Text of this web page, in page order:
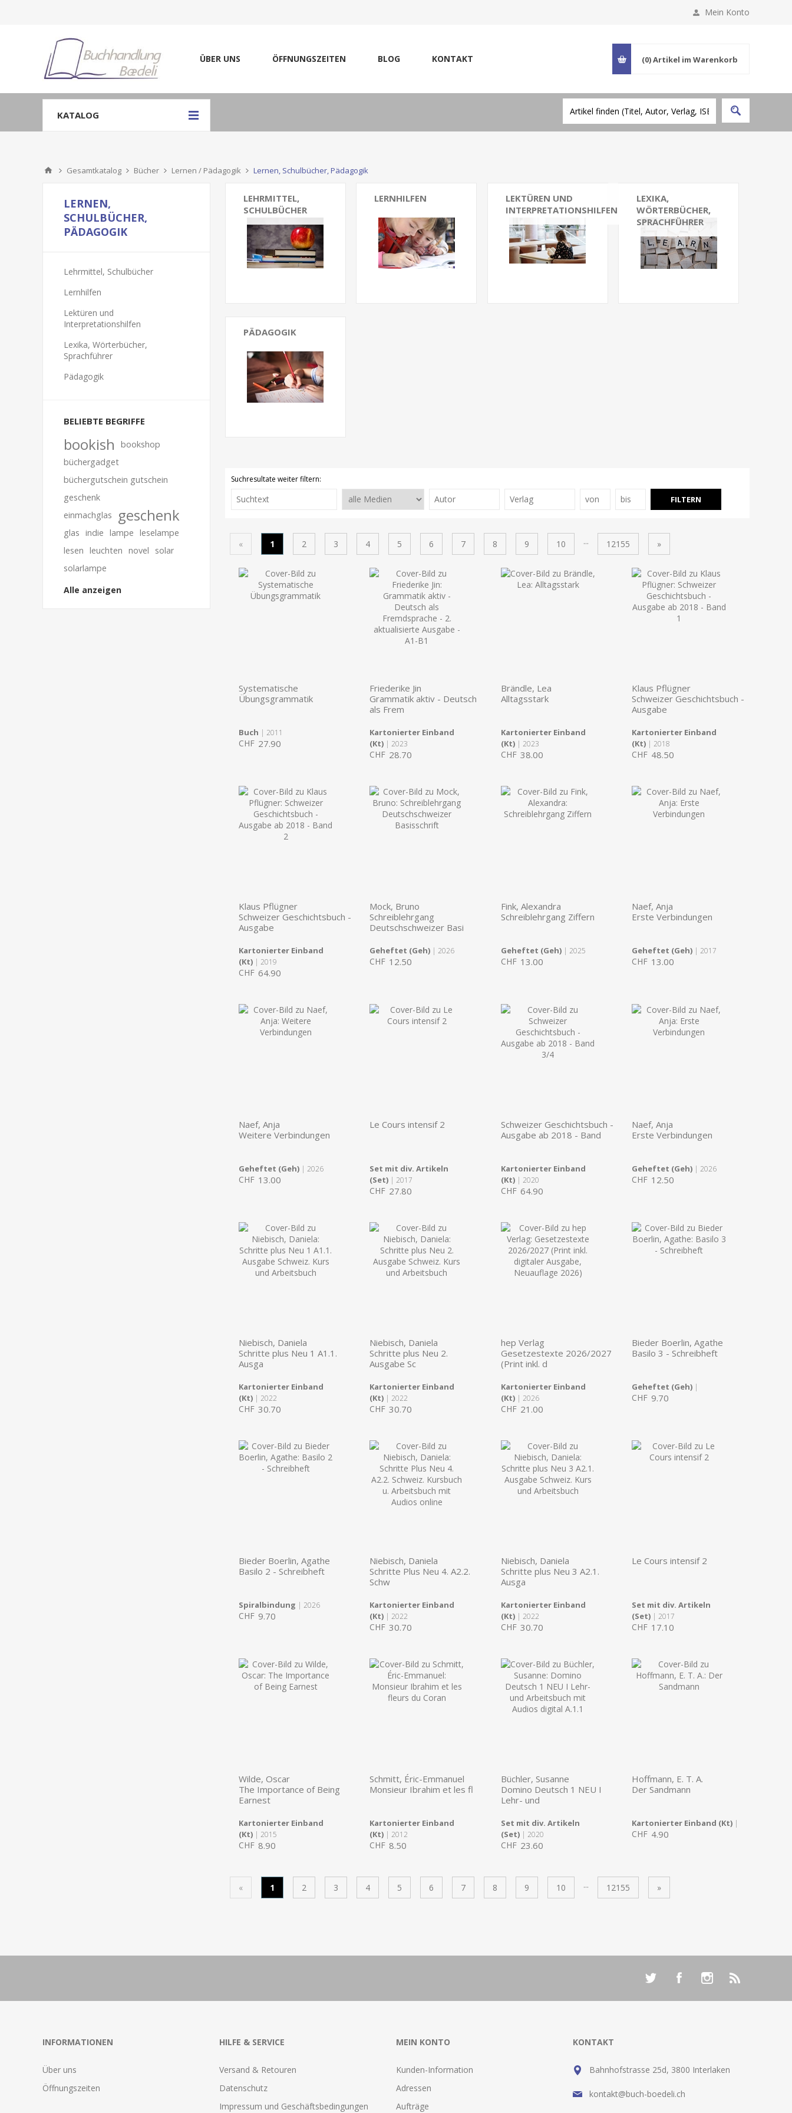
Mein Konto
ÜBER UNS ÖFFNUNGSZEITEN BLOG KONTAKT (0)Artikel im Warenkorb
KATALOG
Gesamtkatalog Bücher Lernen / Pädagogik Lernen, Schulbücher, Pädagogik
LEHRMITTEL,
SCHULBÜCHER
LERNHILFEN
LEKTÜREN UND
INTERPRETATIONSHILFEN
LEXIKA,
WÖRTERBÜCHER,
SPRACHFÜHRER
PÄDAGOGIK
Suchresultate weiter filtern:
« 1 2 3 4 5 6 7 8 9 10 ... 12155 »
Systematische
Übungsgrammatik
Buch | 2011
CHF 27.90
Friederike Jin
Grammatik aktiv - Deutsch
als Frem
Kartonierter Einband
(Kt) | 2023
CHF 28.70
Brändle, Lea
Alltagsstark
Kartonierter Einband
(Kt)| 2023
CHF 38.00
Klaus Pflügner
Schweizer Geschichtsbuch -
Ausgabe
Kartonierter Einband
(Kt) | 2018
CHF 48.50
Klaus Pflügner
Schweizer Geschichtsbuch -
Ausgabe
Kartonierter Einband
(Kt)| 2019
CHF 64.90
Mock, Bruno
Schreiblehrgang
Deutschschweizer Basi
Geheftet (Geh) | 2026
CHF 12.50
Fink, Alexandra
Schreiblehrgang Ziffern
Geheftet (Geh)| 2025
CHF 13.00
Naef, Anja
Erste Verbindungen
Geheftet (Geh) | 2017
CHF 13.00
Naef, Anja
Weitere Verbindungen
Geheftet (Geh)| 2026
CHF 13.00
Le Cours intensif 2
Set mit div. Artikeln
(Set) | 2017
CHF 27.80
Schweizer Geschichtsbuch -
Ausgabe ab 2018 - Band
Kartonierter Einband
(Kt)| 2020
CHF 64.90
Naef, Anja
Erste Verbindungen
Geheftet (Geh) | 2026
CHF 12.50
Niebisch, Daniela
Schritte plus Neu 1 A1.1.
Ausga
Kartonierter Einband
(Kt)| 2022
CHF 30.70
Niebisch, Daniela
Schritte plus Neu 2.
Ausgabe Sc
Kartonierter Einband
(Kt) | 2022
CHF 30.70
hep Verlag
Gesetzestexte 2026/2027
(Print inkl. d
Kartonierter Einband
(Kt)| 2026
CHF 21.00
Bieder Boerlin, Agathe
Basilo 3 - Schreibheft
Geheftet (Geh) |
CHF 9.70
Bieder Boerlin, Agathe
Basilo 2 - Schreibheft
Spiralbindung | 2026
CHF 9.70
Niebisch, Daniela
Schritte Plus Neu 4. A2.2.
Schw
Kartonierter Einband
(Kt) | 2022
CHF 30.70
Niebisch, Daniela
Schritte plus Neu 3 A2.1.
Ausga
Kartonierter Einband
(Kt)| 2022
CHF 30.70
Le Cours intensif 2
Set mit div. Artikeln
(Set) | 2017
CHF 17.10
Wilde, Oscar
The Importance of Being
Earnest
Kartonierter Einband
(Kt)| 2015
CHF 8.90
Schmitt, Éric-Emmanuel
Monsieur Ibrahim et les fl
Kartonierter Einband
(Kt) | 2012
CHF 8.50
Büchler, Susanne
Domino Deutsch 1 NEU I
Lehr- und
Set mit div. Artikeln
(Set)| 2020
CHF 23.60
Hoffmann, E. T. A.
Der Sandmann
Kartonierter Einband (Kt) |
CHF 4.90
« 1 2 3 4 5 6 7 8 9 10 ... 12155 »
LERNEN,
SCHULBÜCHER,
PÄDAGOGIK
Lehrmittel, Schulbücher
Lernhilfen
Lektüren und
Interpretationshilfen
Lexika, Wörterbücher,
Sprachführer
Pädagogik
BELIEBTE BEGRIFFE
bookish
bookshop
büchergadget
büchergutschein gutschein
geschenk
einmachglas
geschenk
glas indie lampe leselampe
lesen leuchten novel
solar
solarlampe
Alle anzeigen
INFORMATIONEN
Über uns
Öffnungszeiten
HILFE & SERVICE
Versand & Retouren
Datenschutz
Impressum und Geschäftsbedingungen
MEIN KONTO
Kunden-Information
Adressen
Aufträge
KONTAKT
Bahnhofstrasse 25d, 3800 Interlaken
kontakt@buch-boedeli.ch